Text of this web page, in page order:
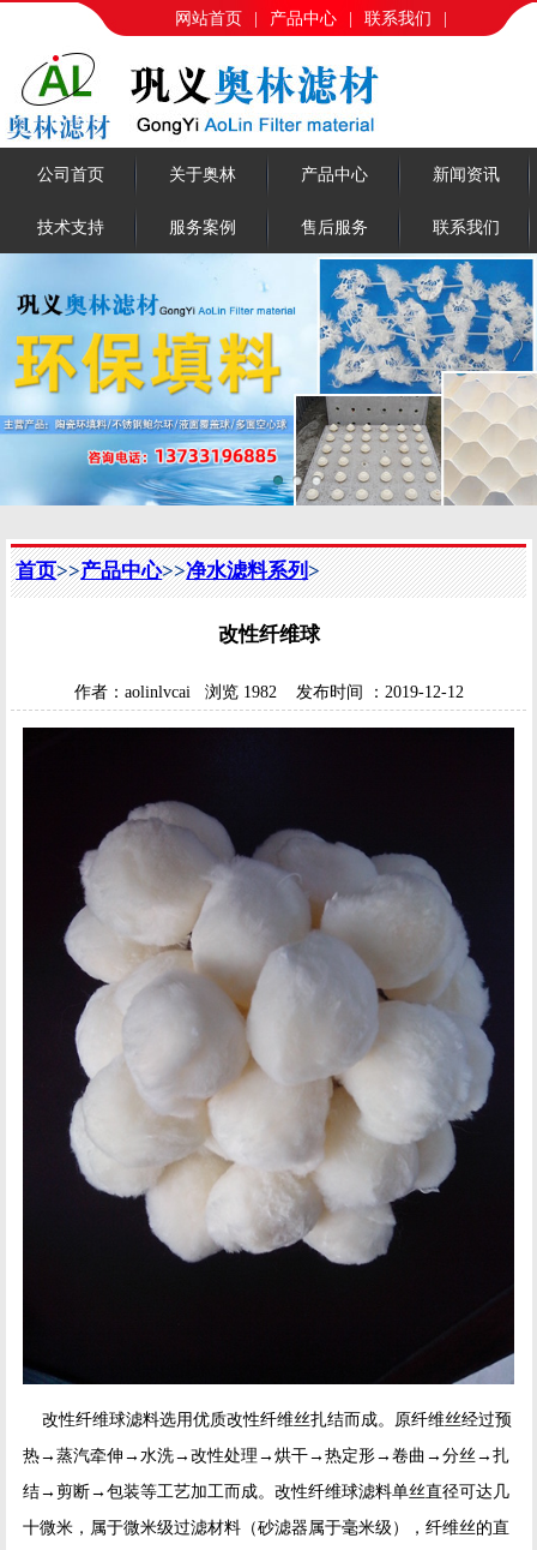
网站首页 | 产品中心 | 联系我们 |
公司首页 关于奥林 产品中心 新闻资讯
技术支持 服务案例 售后服务 联系我们
首页>>产品中心>>净水滤料系列>
改性纤维球
作者： aolinlvcai 浏览 1982 发布时间 ： 2019-12-12
改性纤维球滤料选用优质改性纤维丝扎结而成。原纤维丝经过预
热→蒸汽牵伸→水洗→改性处理→烘干→热定形→卷曲→分丝→扎
结→剪断→包装等工艺加工而成。改性纤维球滤料单丝直径可达几
十微米，属于微米级过滤材料（砂滤器属于毫米级），纤维丝的直